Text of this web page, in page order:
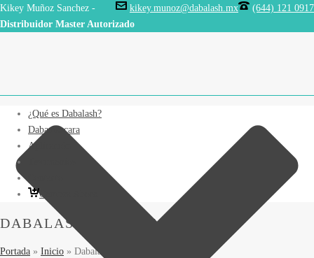
(644) 121 0917
kikey.munoz@dabalash.mx
Kikey Muñoz Sanchez -
Distribuidor Master Autorizado
¿Qué es Dabalash?
Dabamascara
Aplicación
Compra Ahora
DABALASH PESTAÑAS
Portada » Inicio » Dabalash Pestañas